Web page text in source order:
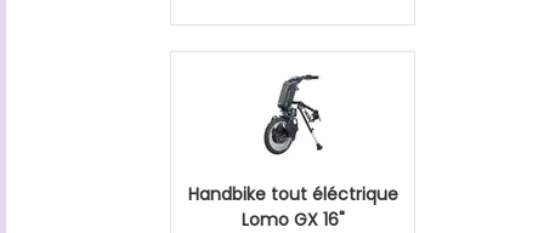
Handbike tout éléctrique
Lomo GX 16"